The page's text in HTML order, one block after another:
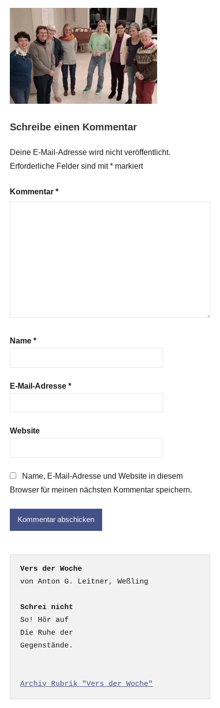
Schreibe einen Kommentar
Deine E-Mail-Adresse wird nicht veröffentlicht.
Erforderliche Felder sind mit* markiert
Kommentar *
Name *
E-Mail-Adresse *
Website
Name, E-Mail-Adresse und Website in diesem
Browser für meinen nächsten Kommentar speichern.
Vers der Woche
Schrei nicht
So! Hör auf
Die Ruhe der
Gegenstände.
Archiv Rubrik "Vers der Woche"